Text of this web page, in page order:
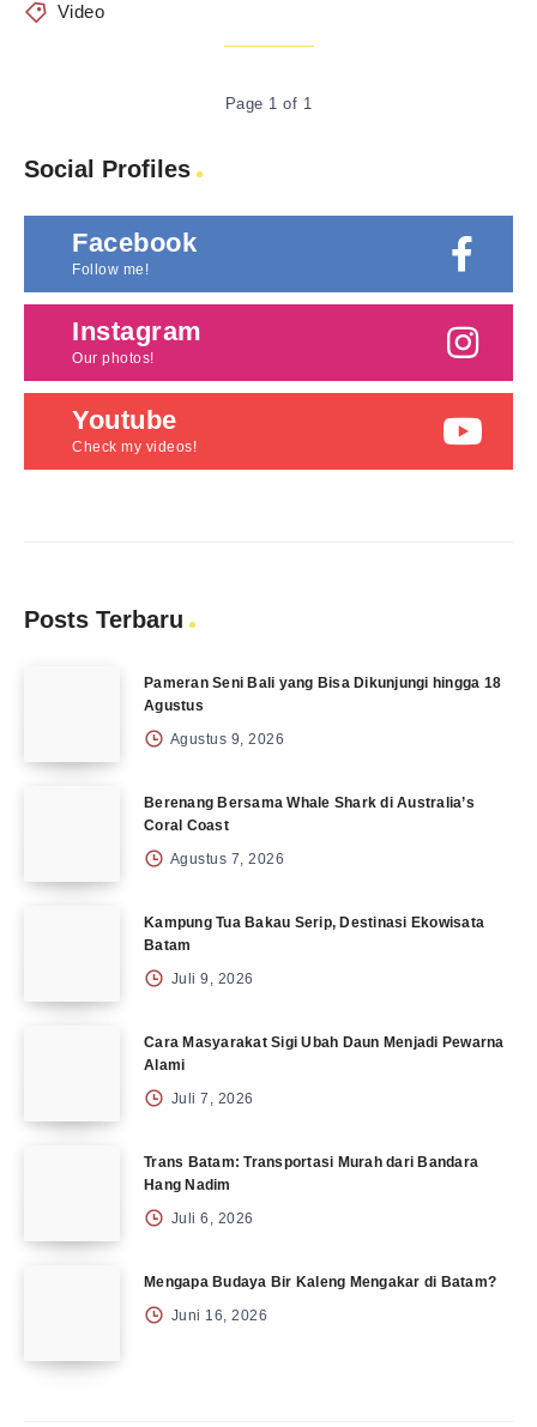
Video
Page 1 of 1
Social Profiles
Facebook
Follow me!
Instagram
Our photos!
Youtube
Check my videos!
Posts Terbaru
Pameran Seni Bali yang Bisa Dikunjungi hingga 18
Agustus
Agustus 9, 2026
Berenang Bersama Whale Shark di Australia’s
Coral Coast
Agustus 7, 2026
Kampung Tua Bakau Serip, Destinasi Ekowisata
Batam
Juli 9, 2026
Cara Masyarakat Sigi Ubah Daun Menjadi Pewarna
Alami
Juli 7, 2026
Trans Batam: Transportasi Murah dari Bandara
Hang Nadim
Juli 6, 2026
Mengapa Budaya Bir Kaleng Mengakar di Batam?
Juni 16, 2026